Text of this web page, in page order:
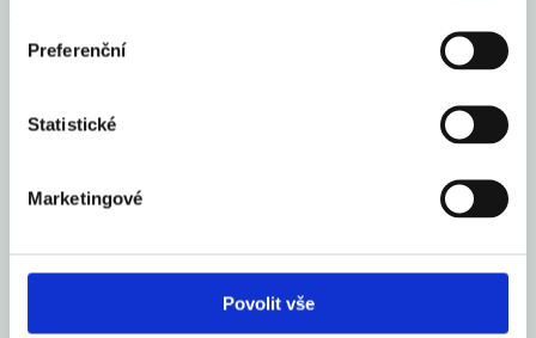
Preferenční
Statistické
Marketingové
Povolit vše
O nás
Kurzy měn